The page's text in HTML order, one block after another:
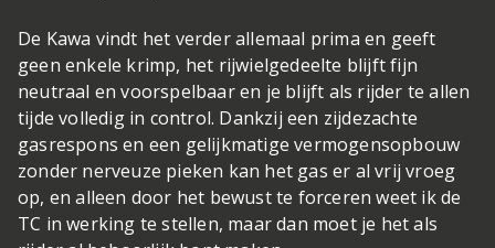
De Kawa vindt het verder allemaal prima en geeft
geen enkele krimp, het rijwielgedeelte blijft fijn
neutraal en voorspelbaar en je blijft als rijder te allen
tijde volledig in control. Dankzij een zijdezachte
gasrespons en een gelijkmatige vermogensopbouw
zonder nerveuze pieken kan het gas er al vrij vroeg
op, en alleen door het bewust te forceren weet ik de
TC in werking te stellen, maar dan moet je het als